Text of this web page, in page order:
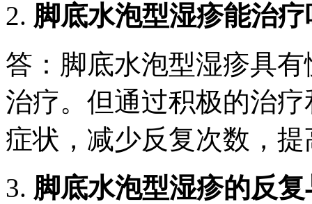
2. 脚底水泡型湿疹能治疗
答：脚底水泡型湿疹具
治疗。但通过积极的治
症状，减少反复次数，
3. 脚底水泡型湿疹的反